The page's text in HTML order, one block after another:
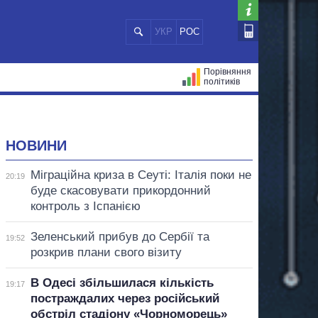
УКР РОС
Порівняння
політиків
НОВИНИ
20:19
Міграційна криза в Сеуті: Італія поки не
буде скасовувати прикордонний
контроль з Іспанією
19:52
Зеленський прибув до Сербії та
розкрив плани свого візиту
19:17
В Одесі збільшилася кількість
постраждалих через російський
обстріл стадіону «Чорноморець»